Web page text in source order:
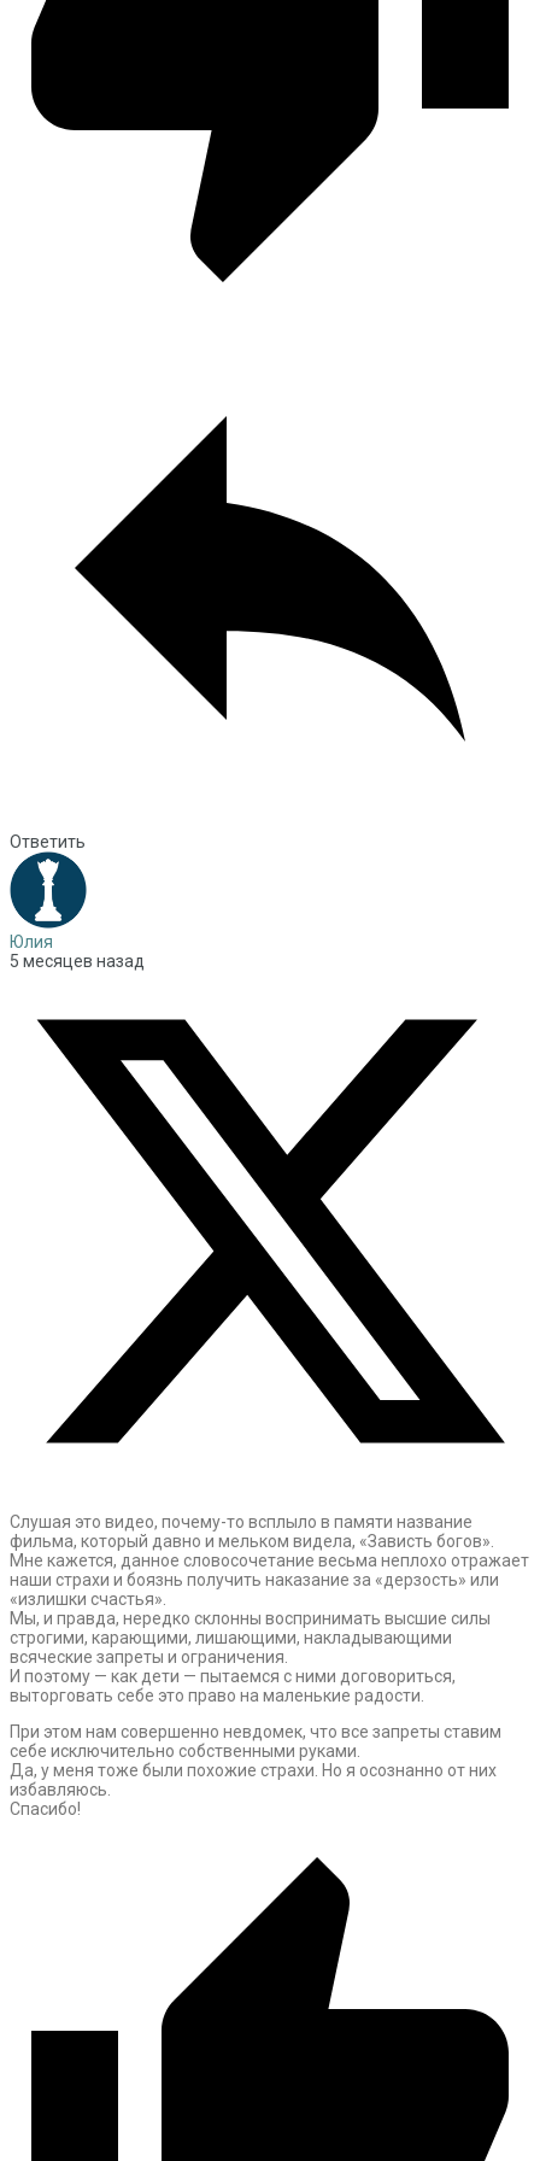
Ответить
Юлия
5 месяцев назад
Слушая это видео, почему-то всплыло в памяти название
фильма, который давно и мельком видела, «Зависть богов».
Мне кажется, данное словосочетание весьма неплохо отражает
наши страхи и боязнь получить наказание за «дерзость» или
«излишки счастья».
Мы, и правда, нередко склонны воспринимать высшие силы
строгими, карающими, лишающими, накладывающими
всяческие запреты и ограничения.
И поэтому — как дети — пытаемся с ними договориться,
выторговать себе это право на маленькие радости.
При этом нам совершенно невдомек, что все запреты ставим
себе исключительно собственными руками.
Да, у меня тоже были похожие страхи. Но я осознанно от них
избавляюсь.
Спасибо!